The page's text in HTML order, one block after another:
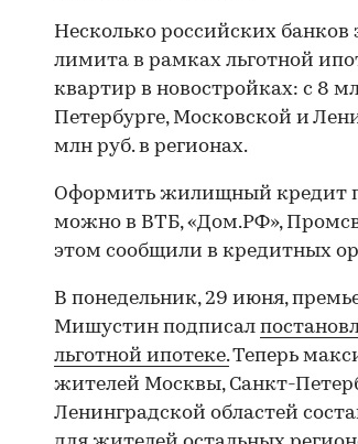
Несколько российских
лимита в рамках льготной
квартир в новостройках: с 8
Петербурге, Московской и
млн руб. в регионах.
Оформить жилищный кредит
можно в ВТБ, «Дом.РФ»,
этом сообщили в кредитных
В понедельник, 29 июня,
Мишустин подписал
льготной ипотеке.Теперь
жителей Москвы, Санкт-
Ленинградской областей